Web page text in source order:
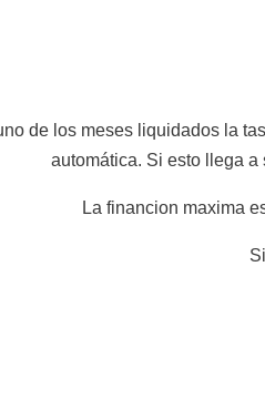
de los meses liquidados la
automática. Si esto llega a
La financion maxima